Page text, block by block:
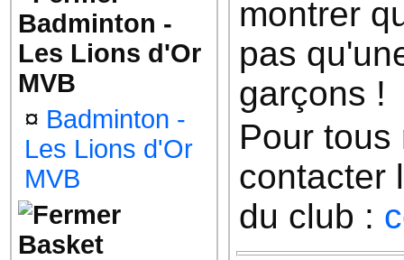
Badminton -
Les Lions d'Or
MVB
¤ Badminton -
Les Lions d'Or
MVB
Basket
montrer
pas
garçons !
Pour tous
contacter
du club :